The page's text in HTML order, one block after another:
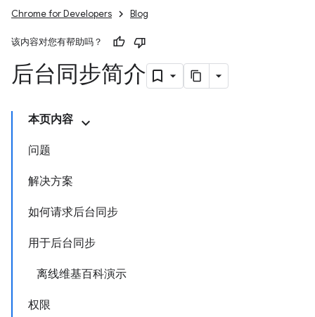
Chrome for Developers Blog
该内容对您有帮助吗？
后台同步简介
本页内容
问题
解决方案
如何请求后台同步
用于后台同步
离线维基百科演示
权限